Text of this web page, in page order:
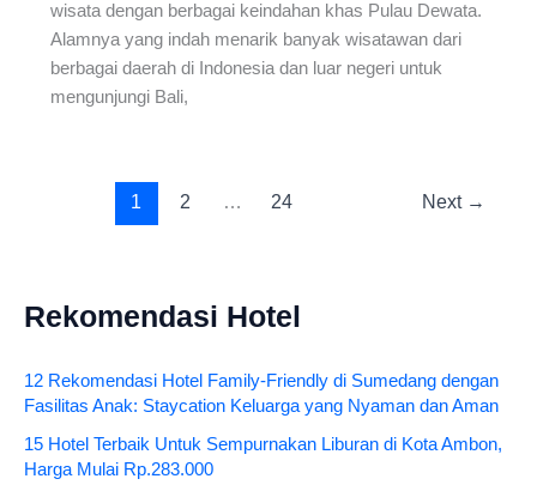
wisata dengan berbagai keindahan khas Pulau Dewata.
Alamnya yang indah menarik banyak wisatawan dari
berbagai daerah di Indonesia dan luar negeri untuk
mengunjungi Bali,
1 2 … 24 Next →
Rekomendasi Hotel
12 Rekomendasi Hotel Family-Friendly di Sumedang dengan
Fasilitas Anak: Staycation Keluarga yang Nyaman dan Aman
15 Hotel Terbaik Untuk Sempurnakan Liburan di Kota Ambon,
Harga Mulai Rp.283.000